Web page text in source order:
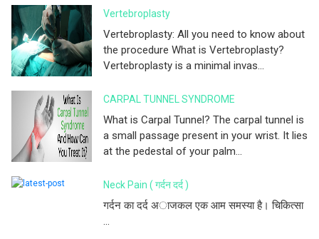
Vertebroplasty
Vertebroplasty: All you need to know about
the procedure What is Vertebroplasty?
Vertebroplasty is a minimal invas...
CARPAL TUNNEL SYNDROME
What is Carpal Tunnel? The carpal tunnel is
a small passage present in your wrist. It lies
at the pedestal of your palm...
Neck Pain ( गर्दन दर्द )
गर्दन का दर्द अाजकल एक आम समस्या है। चिकित्सा